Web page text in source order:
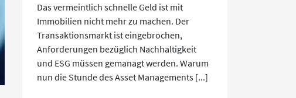
Das vermeintlich schnelle Geld ist mit
Immobilien nicht mehr zu machen. Der
Transaktionsmarkt ist eingebrochen,
Anforderungen bezüglich Nachhaltigkeit
und ESG müssen gemanagt werden. Warum
nun die Stunde des Asset Managements [...]